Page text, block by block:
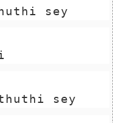
sey
sey